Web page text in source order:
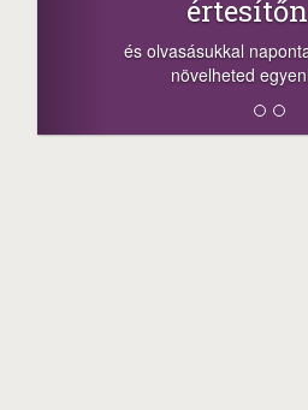
-nyeremény
megosztási